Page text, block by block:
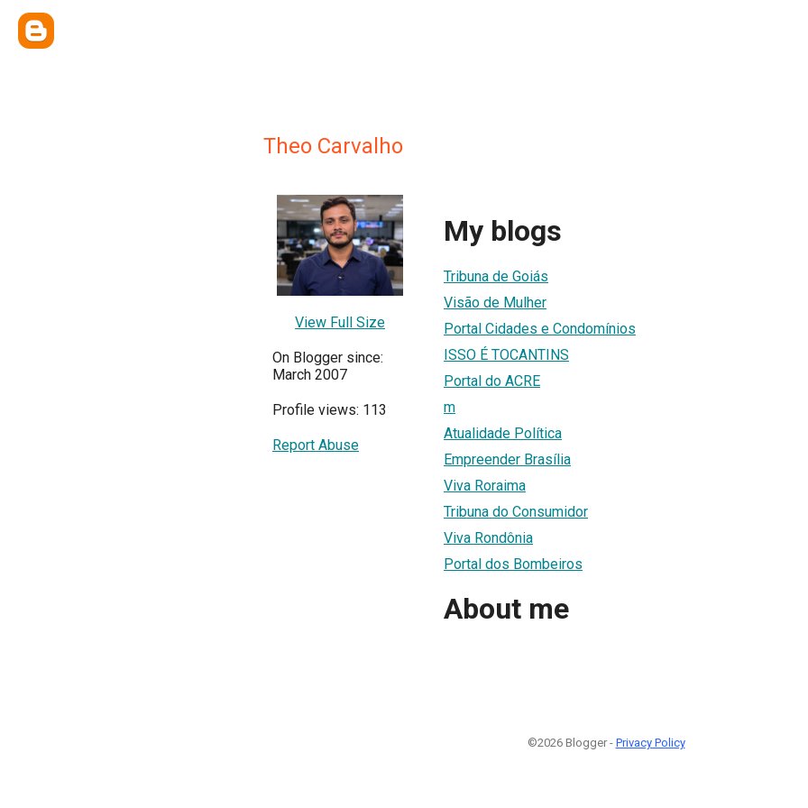
Theo Carvalho
View Full Size
On Blogger since:
March 2007
Profile views: 113
Report Abuse
My blogs
Tribuna de Goiás
Visão de Mulher
Portal Cidades e Condomínios
ISSO É TOCANTINS
Portal do ACRE
m
Atualidade Política
Empreender Brasília
Viva Roraima
Tribuna do Consumidor
Viva Rondônia
Portal dos Bombeiros
About me
©2026 Blogger - Privacy Policy